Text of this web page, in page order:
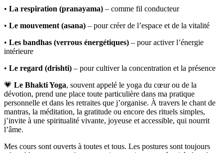
• La respiration (pranayama) – comme fil conducteur
• Le mouvement (asana) – pour créer de l’espace et de la vitalité
• Les bandhas (verrous énergétiques) – pour activer l’énergie
intérieure
• Le regard (drishti) – pour cultiver la concentration et la présence
💗 Le Bhakti Yoga, souvent appelé le yoga du cœur ou de la
dévotion, prend une place toute particulière dans ma pratique
personnelle et dans les retraites que j’organise. À travers le chant de
mantras, la méditation, la gratitude ou encore des rituels simples,
j’invite à une spiritualité vivante, joyeuse et accessible, qui nourrit
l’âme.
Mes cours sont ouverts à toutes et tous. Les postures sont toujours